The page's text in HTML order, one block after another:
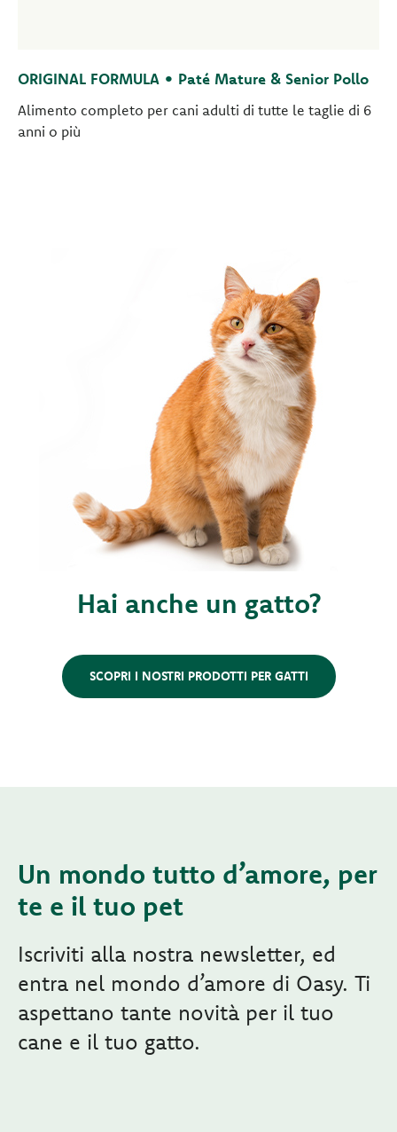
ORIGINAL FORMULA • Paté Mature & Senior Pollo
Alimento completo per cani adulti di tutte le taglie di 6
anni o più
Hai anche un gatto?
SCOPRI I NOSTRI PRODOTTI PER GATTI
Un mondo tutto d’amore, per
te e il tuo pet
Iscriviti alla nostra newsletter, ed
entra nel mondo d’amore di Oasy. Ti
aspettano tante novità per il tuo
cane e il tuo gatto.